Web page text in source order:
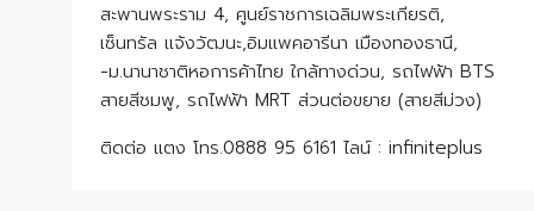
สะพานพระราม 4, ศูนย์ราชการเฉลิมพระเกียรติ,
เซ็นทรัล แจ้งวัฒนะ,อิมแพคอารีนา เมืองทองธานี,
-ม.นานาชาติหอการค้าไทย ใกล้ทางด่วน, รถไฟฟ้า BTS
สายสีชมพู, รถไฟฟ้า MRT ส่วนต่อขยาย (สายสีม่วง)
ติดต่อ แตง โทร.0888 95 6161 ไลน์ : infiniteplus